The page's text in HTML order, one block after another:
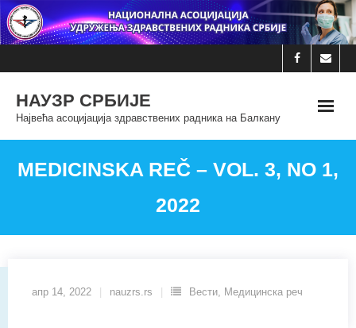
Skip
to
НАУЗР СРБИЈЕ
Највећа асоцијација здравствених радника на Балкану
MEDICINSKA REČ – VOL. 3, NO 1,
2022
апр 14, 2022 nauzrs.rs Вести, Медицинска реч